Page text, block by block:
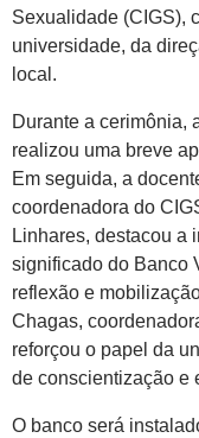
Sexualidade (CIGS),
universidade, da
local.
Durante a cerimônia,
realizou uma breve
Em seguida, a
coordenadora do
Linhares, destacou a
significado do Banco
reflexão e
Chagas,
reforçou o papel da
de conscientização e
O banco será